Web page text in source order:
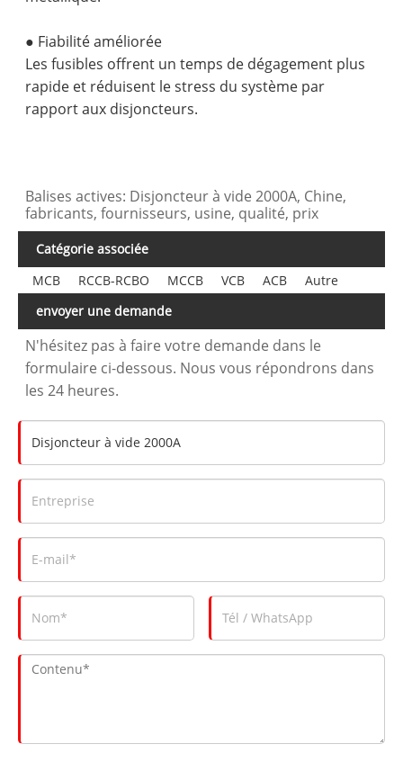
● Fiabilité améliorée
Les fusibles offrent un temps de dégagement plus
rapide et réduisent le stress du système par
rapport aux disjoncteurs.
Balises actives: Disjoncteur à vide 2000A, Chine,
fabricants, fournisseurs, usine, qualité, prix
Catégorie associée
MCB
RCCB-RCBO MCCB VCB ACB
Autre
envoyer une demande
N'hésitez pas à faire votre demande dans le
formulaire ci-dessous. Nous vous répondrons dans
les 24 heures.